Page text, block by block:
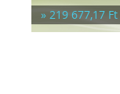
» 219 677,17 Ft